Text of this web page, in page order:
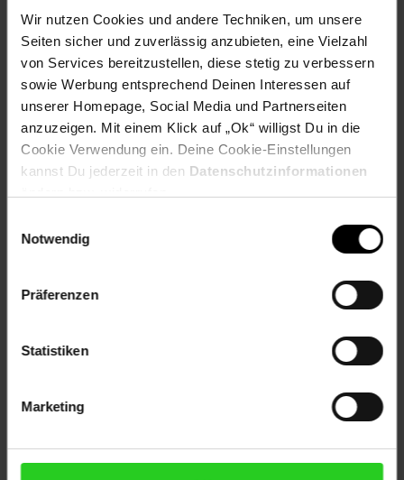
Wir nutzen Cookies und andere Techniken, um unsere
Seiten sicher und zuverlässig anzubieten, eine Vielzahl
von Services bereitzustellen, diese stetig zu verbessern
sowie Werbung entsprechend Deinen Interessen auf
unserer Homepage, Social Media und Partnerseiten
anzuzeigen. Mit einem Klick auf „Ok“ willigst Du in die
Cookie Verwendung ein. Deine Cookie-Einstellungen
kannst Du jederzeit in den Datenschutzinformationen
Notwendig
Präferenzen
Statistiken
Marketing
Online-Angebote August